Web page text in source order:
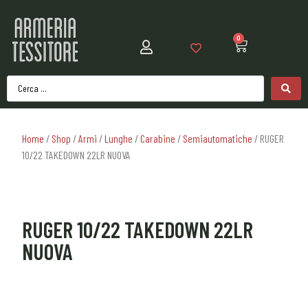
0
Home / Shop /Armi /Lunghe /Carabine / Semiautomatiche / RUGER
10/22 TAKEDOWN 22LR NUOVA
RUGER 10/22 TAKEDOWN 22LR
NUOVA